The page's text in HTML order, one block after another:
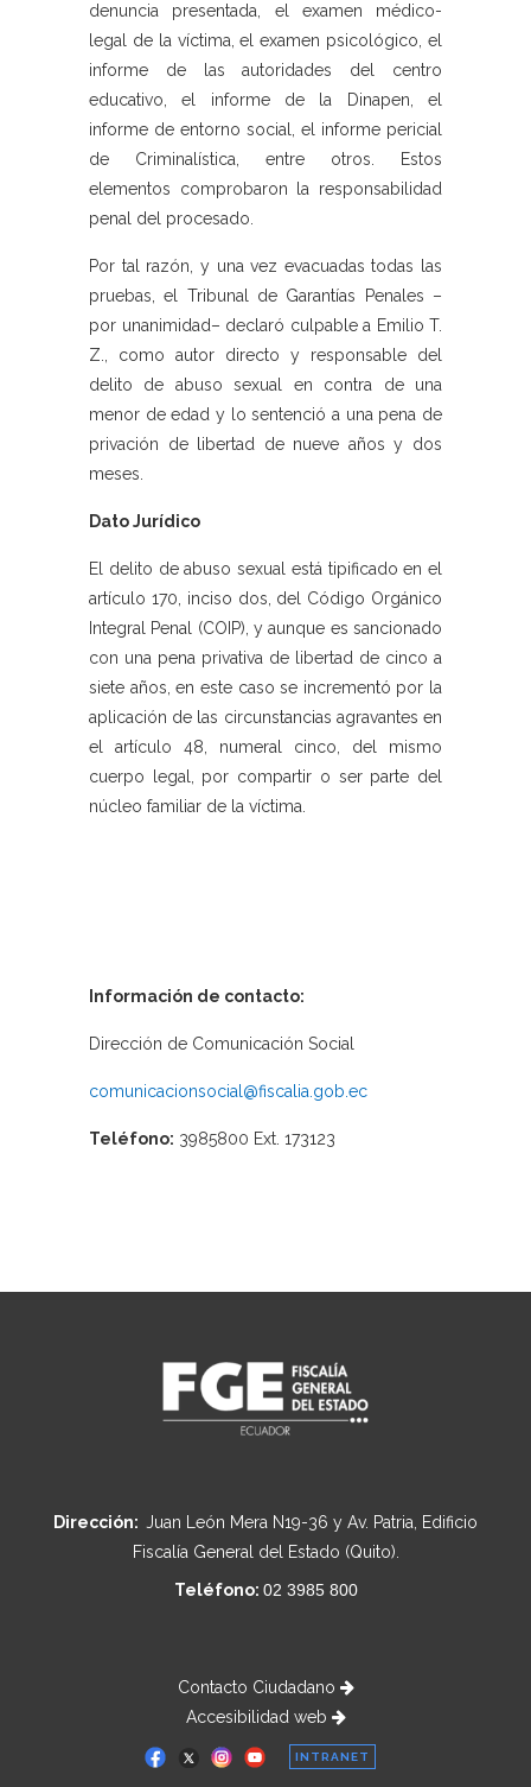
denuncia presentada, el examen médico-
legal de la víctima, el examen psicológico, el
informe de las autoridades del centro
educativo, el informe de la Dinapen, el
informe de entorno social, el informe pericial
de Criminalística, entre otros. Estos
elementos comprobaron la responsabilidad
penal del procesado.
Por tal razón, y una vez evacuadas todas las
pruebas, el Tribunal de Garantías Penales –
por unanimidad– declaró culpable a Emilio T.
Z., como autor directo y responsable del
delito de abuso sexual en contra de una
menor de edad y lo sentenció a una pena de
privación de libertad de nueve años y dos
meses.
Dato Jurídico
El delito de abuso sexual está tipificado en el
artículo 170, inciso dos, del Código Orgánico
Integral Penal (COIP), y aunque es sancionado
con una pena privativa de libertad de cinco a
siete años, en este caso se incrementó por la
aplicación de las circunstancias agravantes en
el artículo 48, numeral cinco, del mismo
cuerpo legal, por compartir o ser parte del
núcleo familiar de la víctima.
Información de contacto:
Dirección de Comunicación Social
comunicacionsocial@fiscalia.gob.ec
Teléfono: 3985800 Ext. 173123
Dirección: Juan León Mera N19-36 y Av. Patria, Edificio
Fiscalía General del Estado (Quito).
Teléfono: 02 3985 800
Contacto Ciudadano
Accesibilidad web
INTRANET